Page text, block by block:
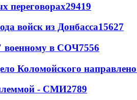
переговорах29419
войск из Донбасса15627
в СОЧ7556
Коломойского направлено
- СМИ2789